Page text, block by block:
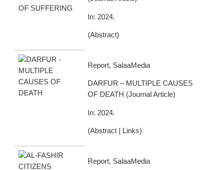
In: 2024.
(Abstract)
Report, SalaaMedia
DARFUR – MULTIPLE CAUSES
OF DEATH (Journal Article)
In: 2024.
(Abstract Links)
Report, SalaaMedia